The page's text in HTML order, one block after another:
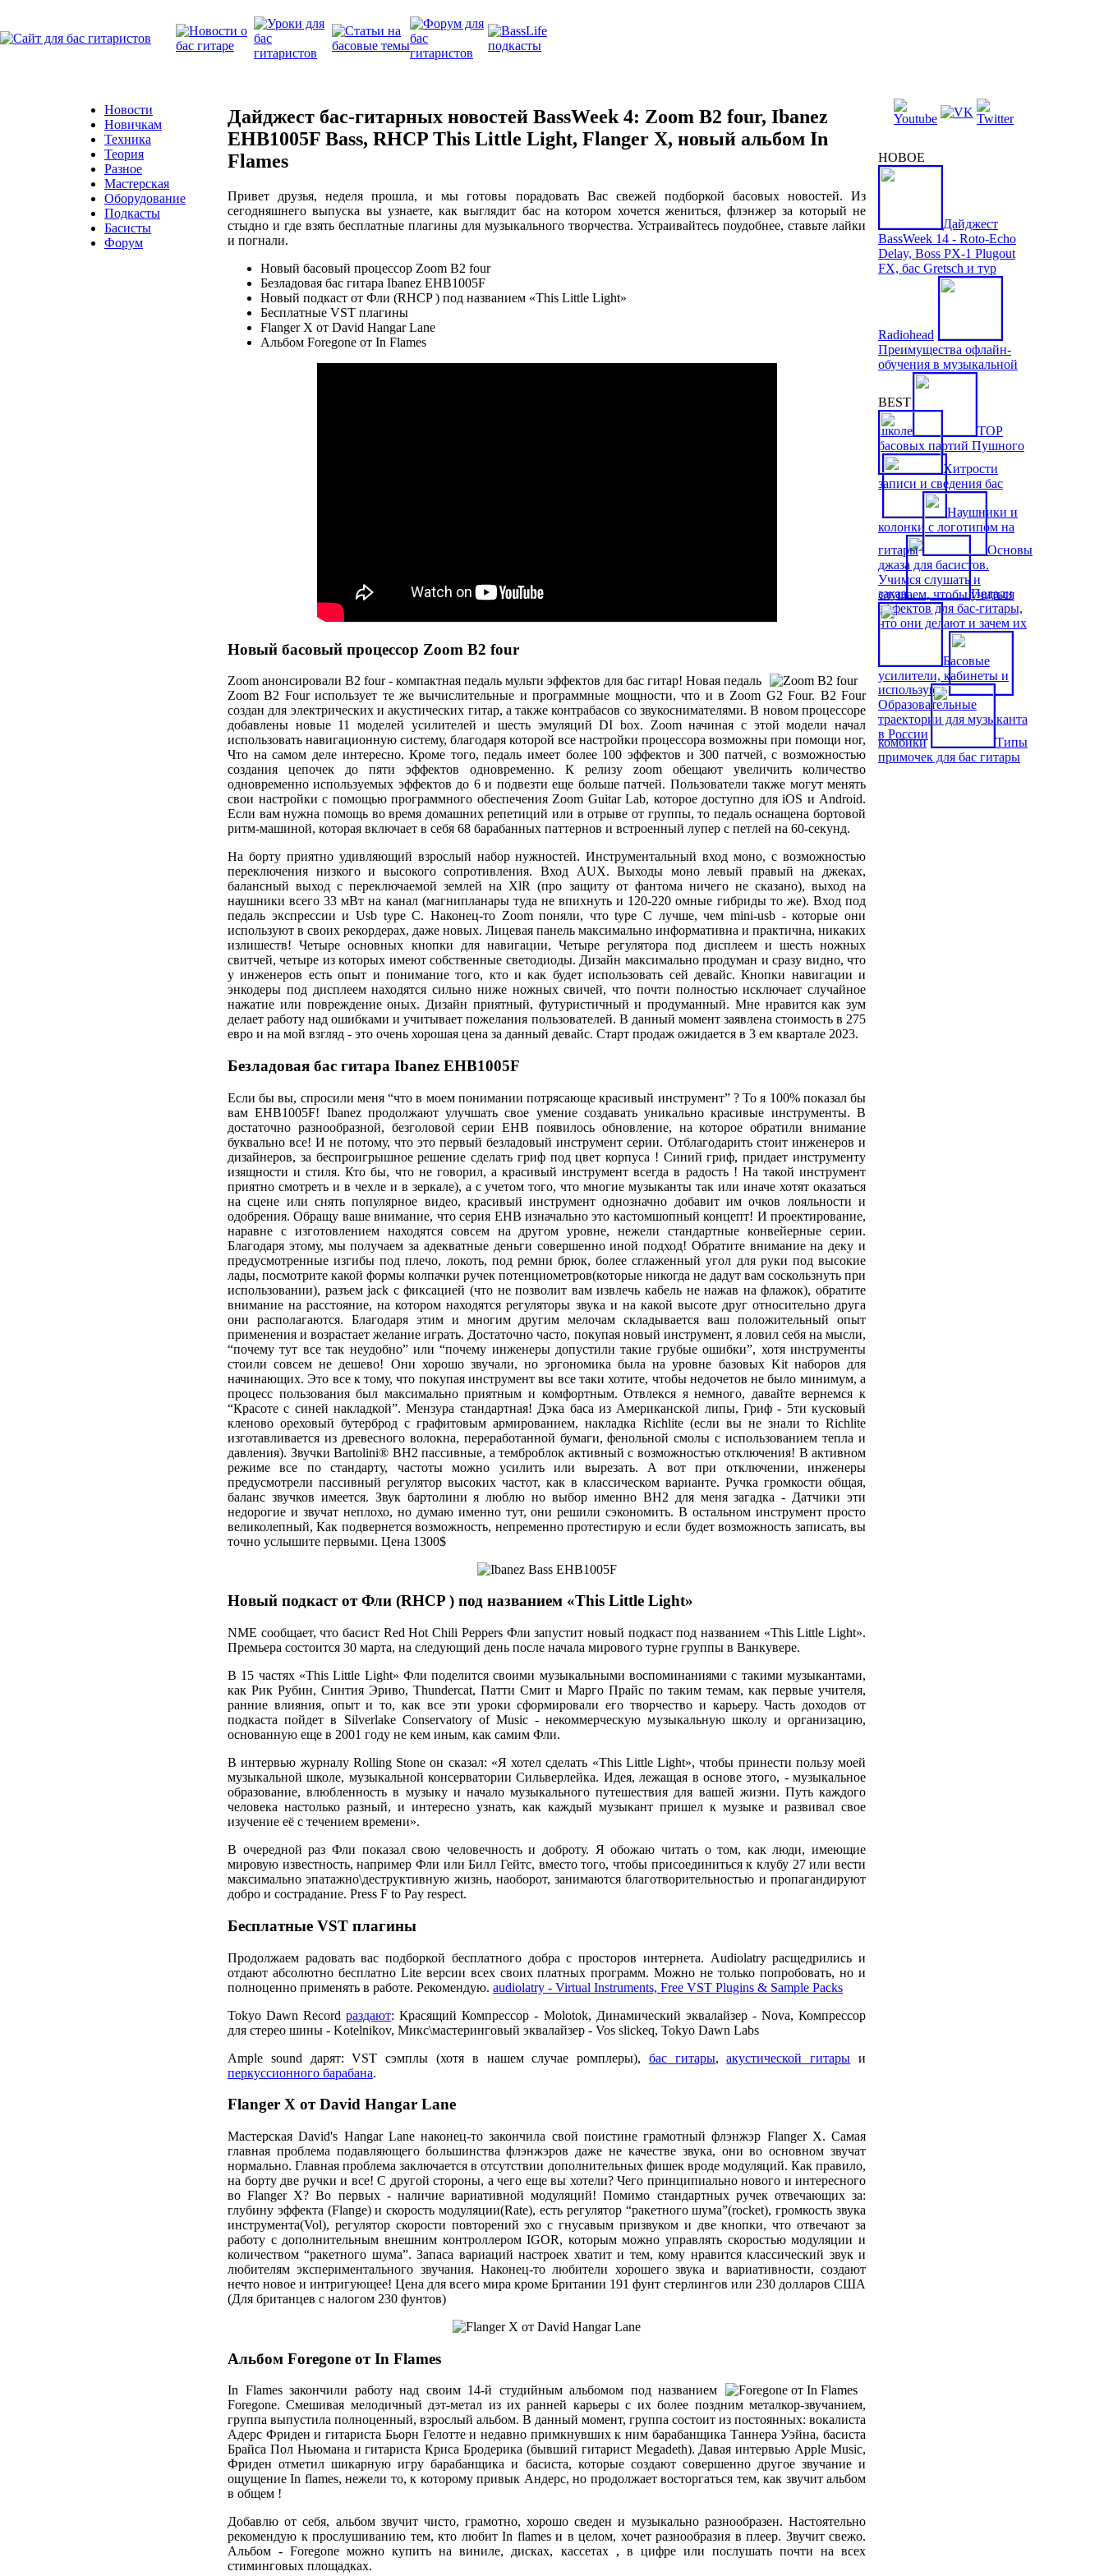
Новости
Новичкам
Техника
Теория
Разное
Мастерская
Оборудование
Подкасты
Басисты
Форум
Дайджест бас-гитарных новостей BassWeek 4: Zoom B2 four, Ibanez
EHB1005F Bass, RHCP This Little Light, Flanger X, новый альбом In
Flames
Привет друзья, неделя прошла, и мы готовы порадовать Вас свежей подборкой басовых новостей. Из
сегодняшнего выпуска вы узнаете, как выглядит бас на котором хочется жениться, флэнжер за который не
стыдно и где взять бесплатные плагины для музыкального творчества. Устраивайтесь поудобнее, ставьте лайки
и погнали.
Новый басовый процессор Zoom B2 four
Безладовая бас гитара Ibanez EHB1005F
Новый подкаст от Фли (RHCP ) под названием «This Little Light»
Бесплатные VST плагины
Flanger X от David Hangar Lane
Альбом Foregone от In Flames
Новый басовый процессор Zoom B2 four
Zoom анонсировали B2 four - компактная педаль мульти эффектов для бас гитар! Новая педаль
Zoom B2 Four использует те же вычислительные и программные мощности, что и в Zoom G2 Four. B2 Four
создан для электрических и акустических гитар, а также контрабасов со звукоснимателями. В новом процессоре
добавлены новые 11 моделей усилителей и шесть эмуляций DI box. Zoom начиная с этой модели начал
использовать навигационную систему, благодаря которой все настройки процессора возможны при помощи ног,
Что на самом деле интересно. Кроме того, педаль имеет более 100 эффектов и 300 патчей, с возможностью
создания цепочек до пяти эффектов одновременно. К релизу zoom обещают увеличить количество
одновременно используемых эффектов до 6 и подвезти еще больше патчей. Пользователи также могут менять
свои настройки с помощью программного обеспечения Zoom Guitar Lab, которое доступно для iOS и Android.
Если вам нужна помощь во время домашних репетиций или в отрыве от группы, то педаль оснащена бортовой
ритм-машиной, которая включает в себя 68 барабанных паттернов и встроенный лупер с петлей на 60-секунд.
На борту приятно удивляющий взрослый набор нужностей. Инструментальный вход моно, с возможностью
переключения низкого и высокого сопротивления. Вход AUX. Выходы моно левый правый на джеках,
балансный выход с переключаемой землей на XlR (про защиту от фантома ничего не сказано), выход на
наушники всего 33 мВт на канал (магнипланары туда не впихнуть и 120-220 омные гибриды то же). Вход под
педаль экспрессии и Usb type C. Наконец-то Zoom поняли, что type С лучше, чем mini-usb - которые они
используют в своих рекордерах, даже новых. Лицевая панель максимально информативна и практична, никаких
излишеств! Четыре основных кнопки для навигации, Четыре регулятора под дисплеем и шесть ножных
свитчей, четыре из которых имеют собственные светодиоды. Дизайн максимально продуман и сразу видно, что
у инженеров есть опыт и понимание того, кто и как будет использовать сей девайс. Кнопки навигации и
энкодеры под дисплеем находятся сильно ниже ножных свичей, что почти полностью исключает случайное
нажатие или повреждение оных. Дизайн приятный, футуристичный и продуманный. Мне нравится как зум
делает работу над ошибками и учитывает пожелания пользователей. В данный момент заявлена стоимость в 275
евро и на мой взгляд - это очень хорошая цена за данный девайс. Старт продаж ожидается в 3 ем квартале 2023.
Безладовая бас гитара Ibanez EHB1005F
Если бы вы, спросили меня “что в моем понимании потрясающе красивый инструмент” ? То я 100% показал бы
вам EHB1005F! Ibanez продолжают улучшать свое умение создавать уникально красивые инструменты. В
достаточно разнообразной, безголовой серии EHB появилось обновление, на которое обратили внимание
буквально все! И не потому, что это первый безладовый инструмент серии. Отблагодарить стоит инженеров и
дизайнеров, за беспроигрышное решение сделать гриф под цвет корпуса ! Синий гриф, придает инструменту
изящности и стиля. Кто бы, что не говорил, а красивый инструмент всегда в радость ! На такой инструмент
приятно смотреть и в чехле и в зеркале), а с учетом того, что многие музыканты так или иначе хотят оказаться
на сцене или снять популярное видео, красивый инструмент однозначно добавит им очков лояльности и
одобрения. Обращу ваше внимание, что серия EHB изначально это кастомшопный концепт! И проектирование,
наравне с изготовлением находятся совсем на другом уровне, нежели стандартные конвейерные серии.
Благодаря этому, мы получаем за адекватные деньги совершенно иной подход! Обратите внимание на деку и
предусмотренные изгибы под плечо, локоть, под ремни брюк, более сглаженный угол для руки под высокие
лады, посмотрите какой формы колпачки ручек потенциометров(которые никогда не дадут вам соскользнуть при
использовании), разъем jack с фиксацией (что не позволит вам извлечь кабель не нажав на флажок), обратите
внимание на расстояние, на котором находятся регуляторы звука и на какой высоте друг относительно друга
они располагаются. Благодаря этим и многим другим мелочам складывается ваш положительный опыт
применения и возрастает желание играть. Достаточно часто, покупая новый инструмент, я ловил себя на мысли,
“почему тут все так неудобно” или “почему инженеры допустили такие грубые ошибки”, хотя инструменты
стоили совсем не дешево! Они хорошо звучали, но эргономика была на уровне базовых Kit наборов для
начинающих. Это все к тому, что покупая инструмент вы все таки хотите, чтобы недочетов не было минимум, а
процесс пользования был максимально приятным и комфортным. Отвлекся я немного, давайте вернемся к
“Красоте с синей накладкой”. Мензура стандартная! Дэка баса из Американской липы, Гриф - 5ти кусковый
кленово ореховый бутерброд с графитовым армированием, накладка Richlite (если вы не знали то Richlite
изготавливается из древесного волокна, переработанной бумаги, фенольной смолы с использованием тепла и
давления). Звучки Bartolini® BH2 пассивные, а темброблок активный с возможностью отключения! В активном
режиме все по стандарту, частоты можно усилить или вырезать. А вот при отключении, инженеры
предусмотрели пассивный регулятор высоких частот, как в классическом варианте. Ручка громкости общая,
баланс звучков имеется. Звук бартолини я люблю но выбор именно BH2 для меня загадка - Датчики эти
недорогие и звучат неплохо, но думаю именно тут, они решили сэкономить. В остальном инструмент просто
великолепный, Как подвернется возможность, непременно протестирую и если будет возможность записать, вы
точно услышите первыми. Цена 1300$
Новый подкаст от Фли (RHCP ) под названием «This Little Light»
NME сообщает, что басист Red Hot Chili Peppers Фли запустит новый подкаст под названием «This Little Light».
Премьера состоится 30 марта, на следующий день после начала мирового турне группы в Ванкувере.
В 15 частях «This Little Light» Фли поделится своими музыкальными воспоминаниями с такими музыкантами,
как Рик Рубин, Синтия Эриво, Thundercat, Патти Смит и Марго Прайс по таким темам, как первые учителя,
ранние влияния, опыт и то, как все эти уроки сформировали его творчество и карьеру. Часть доходов от
подкаста пойдет в Silverlake Conservatory of Music - некоммерческую музыкальную школу и организацию,
основанную еще в 2001 году не кем иным, как самим Фли.
В интервью журналу Rolling Stone он сказал: «Я хотел сделать «This Little Light», чтобы принести пользу моей
музыкальной школе, музыкальной консерватории Сильверлейка. Идея, лежащая в основе этого, - музыкальное
образование, влюбленность в музыку и начало музыкального путешествия для вашей жизни. Путь каждого
человека настолько разный, и интересно узнать, как каждый музыкант пришел к музыке и развивал свое
изучение её с течением времени».
В очередной раз Фли показал свою человечность и доброту. Я обожаю читать о том, как люди, имеющие
мировую известность, например Фли или Билл Гейтс, вместо того, чтобы присоединиться к клубу 27 или вести
максимально эпатажно\деструктивную жизнь, наоборот, занимаются благотворительностью и пропагандируют
добро и сострадание. Press F to Pay respect.
Бесплатные VST плагины
Продолжаем радовать вас подборкой бесплатного добра с просторов интернета. Audiolatry расщедрились и
отдают абсолютно бесплатно Lite версии всех своих платных программ. Можно не только попробовать, но и
полноценно применять в работе. Рекомендую. audiolatry - Virtual Instruments, Free VST Plugins & Sample Packs
Tokyo Dawn Recordраздают: Красящий Компрессор - Molotok, Динамический эквалайзер - Nova, Компрессор
для стерео шины - Kotelnikov, Микс\мастеринговый эквалайзер - Vos slickeq, Tokyo Dawn Labs
Ample sound дарят: VST сэмплы (хотя в нашем случае ромплеры), бас гитары,акустической гитары и
перкуссионного барабана.
Flanger X от David Hangar Lane
Мастерская David's Hangar Lane наконец-то закончила свой поистине грамотный флэнжэр Flanger X. Самая
главная проблема подавляющего большинства флэнжэров даже не качестве звука, они во основном звучат
нормально. Главная проблема заключается в отсутствии дополнительных фишек вроде модуляций. Как правило,
на борту две ручки и все! С другой стороны, а чего еще вы хотели? Чего принципиально нового и интересного
во Flanger X? Во первых - наличие вариативной модуляций! Помимо стандартных ручек отвечающих за:
глубину эффекта (Flange) и скорость модуляции(Rate), есть регулятор “ракетного шума”(rocket), громкость звука
инструмента(Vol), регулятор скорости повторений эхо с гнусавым призвуком и две кнопки, что отвечают за
работу с дополнительным внешним контроллером IGOR, которым можно управлять скоростью модуляции и
количеством “ракетного шума”. Запаса вариаций настроек хватит и тем, кому нравится классический звук и
любителям экспериментального звучания. Наконец-то любители хорошего звука и вариативности, создают
нечто новое и интригующее! Цена для всего мира кроме Британии 191 фунт стерлингов или 230 долларов США
(Для британцев с налогом 230 фунтов)
Альбом Foregone от In Flames
In Flames закончили работу над своим 14-й студийным альбомом под названием
Foregone. Смешивая мелодичный дэт-метал из их ранней карьеры с их более поздним металкор-звучанием,
группа выпустила полноценный, взрослый альбом. В данный момент, группа состоит из постоянных: вокалиста
Адерс Фриден и гитариста Бьорн Гелотте и недавно примкнувших к ним барабанщика Таннера Уэйна, басиста
Брайса Пол Ньюмана и гитариста Криса Бродерика (бывший гитарист Megadeth). Давая интервью Apple Music,
Фриден отметил шикарную игру барабанщика и басиста, которые создают совершенно другое звучание и
ощущение In flames, нежели то, к которому привык Андерс, но продолжает восторгаться тем, как звучит альбом
в общем !
Добавлю от себя, альбом звучит чисто, грамотно, хорошо сведен и музыкально разнообразен. Настоятельно
рекомендую к прослушиванию тем, кто любит In flames и в целом, хочет разнообразия в плеер. Звучит свежо.
Альбом - Foregone можно купить на виниле, дисках, кассетах , в цифре или послушать почти на всех
стиминговых площадках.
НОВОЕ
Дайджест
BassWeek 14 - Roto-Echo
Delay, Boss PX-1 Plugout
FX, бас Gretsch и тур
Radiohead
Преимущества офлайн-
обучения в музыкальной
школе
TOP
басовых партий Пушного
Наушники и
колонки с логотипом на
заказ
Педали
эффектов для бас-гитары,
что они делают и зачем их
используют
Образовательные
траектории для музыканта
в России
BEST
Хитрости
записи и сведения бас
гитары
Основы
джаза для басистов.
Учимся слушать и
слушаем, чтобы учиться
Басовые
усилители, кабинеты и
комбики
Типы
примочек для бас гитары